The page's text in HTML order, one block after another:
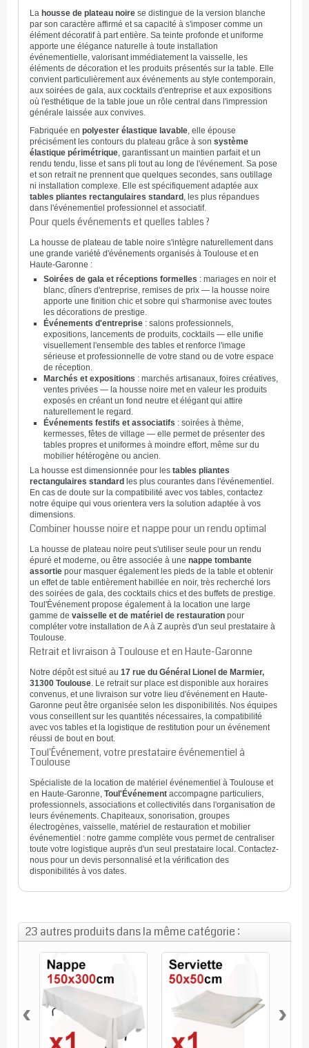
La housse de plateau noire se distingue de la version blanche
par son caractère affirmé et sa capacité à s'imposer comme un
élément décoratif à part entière. Sa teinte profonde et uniforme
apporte une élégance naturelle à toute installation
événementielle, valorisant immédiatement la vaisselle, les
éléments de décoration et les produits présentés sur la table. Elle
convient particulièrement aux événements au style contemporain,
aux soirées de gala, aux cocktails d'entreprise et aux expositions
où l'esthétique de la table joue un rôle central dans l'impression
générale laissée aux convives.
Fabriquée en polyester élastique lavable, elle épouse
précisément les contours du plateau grâce à son système
élastique périmétrique, garantissant un maintien parfait et un
rendu tendu, lisse et sans pli tout au long de l'événement. Sa pose
et son retrait ne prennent que quelques secondes, sans outillage
ni installation complexe. Elle est spécifiquement adaptée aux
tables pliantes rectangulaires standard , les plus répandues
dans l'événementiel professionnel et associatif.
Pour quels événements et quelles tables ?
La housse de plateau de table noire s'intègre naturellement dans
une grande variété d'événements organisés à Toulouse et en
Haute-Garonne :
Soirées de gala et réceptions formelles : mariages en noir et
blanc, dîners d'entreprise, remises de prix — la housse noire
apporte une finition chic et sobre qui s'harmonise avec toutes
les décorations de prestige.
Événements d'entreprise : salons professionnels,
expositions, lancements de produits, cocktails — elle unifie
visuellement l'ensemble des tables et renforce l'image
sérieuse et professionnelle de votre stand ou de votre espace
de réception.
Marchés et expositions : marchés artisanaux, foires créatives,
ventes privées — la housse noire met en valeur les produits
exposés en créant un fond neutre et élégant qui attire
naturellement le regard.
Événements festifs et associatifs : soirées à thème,
kermesses, fêtes de village — elle permet de présenter des
tables propres et uniformes à moindre effort, même sur du
mobilier hétérogène ou ancien.
La housse est dimensionnée pour les tables pliantes
rectangulaires standard les plus courantes dans l'événementiel.
En cas de doute sur la compatibilité avec vos tables, contactez
notre équipe qui vous orientera vers la solution adaptée à vos
dimensions.
Combiner housse noire et nappe pour un rendu optimal
La housse de plateau noire peut s'utiliser seule pour un rendu
épuré et moderne, ou être associée à une nappe tombante
assortie pour masquer également les pieds de la table et obtenir
un effet de table entièrement habillée en noir, très recherché lors
des soirées de gala, des cocktails chics et des buffets de prestige.
Toul'Événement propose également à la location une large
gamme de vaisselle et de matériel de restauration pour
compléter votre installation de A à Z auprès d'un seul prestataire à
Toulouse.
Retrait et livraison à Toulouse et en Haute-Garonne
Notre dépôt est situé au 17 rue du Général Lionel de Marmier,
31300 Toulouse. Le retrait sur place est disponible aux horaires
convenus, et une livraison sur votre lieu d'événement en Haute-
Garonne peut être organisée selon les disponibilités. Nos équipes
vous conseillent sur les quantités nécessaires, la compatibilité
avec vos tables et la logistique de restitution pour un événement
réussi de bout en bout.
Toul'Événement, votre prestataire événementiel à
Toulouse
Spécialiste de la location de matériel événementiel à Toulouse et
en Haute-Garonne, Toul'Événement accompagne particuliers,
professionnels, associations et collectivités dans l'organisation de
leurs événements. Chapiteaux, sonorisation, groupes
électrogènes, vaisselle, matériel de restauration et mobilier
événementiel : notre gamme complète vous permet de centraliser
toute votre logistique auprès d'un seul prestataire local. Contactez-
nous pour un devis personnalisé et la vérification des
disponibilités à vos dates.
23 autres produits dans la même catégorie :
‹ ›